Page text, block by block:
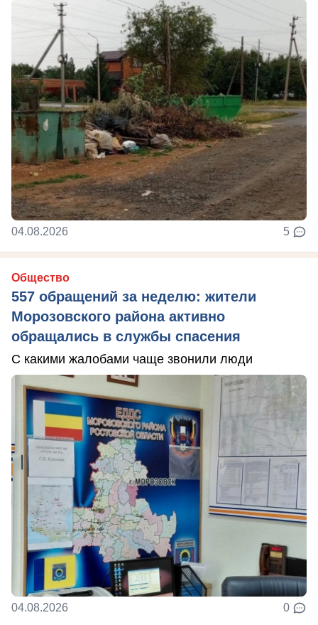
04.08.2026 5
Общество
557 обращений за неделю: жители
Морозовского района активно
обращались в службы спасения
С какими жалобами чаще звонили люди
04.08.2026 0